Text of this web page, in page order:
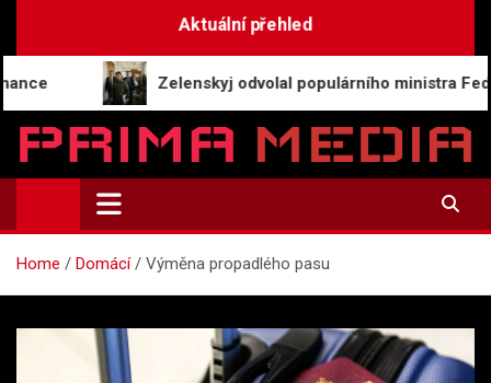
Aktuální přehled
Zelenskyj odvolal populárního ministra Fedorova,
Prima-Media.cz
Informace a aktuality | Zpravodajství
Home Domácí Výměna propadlého pasu